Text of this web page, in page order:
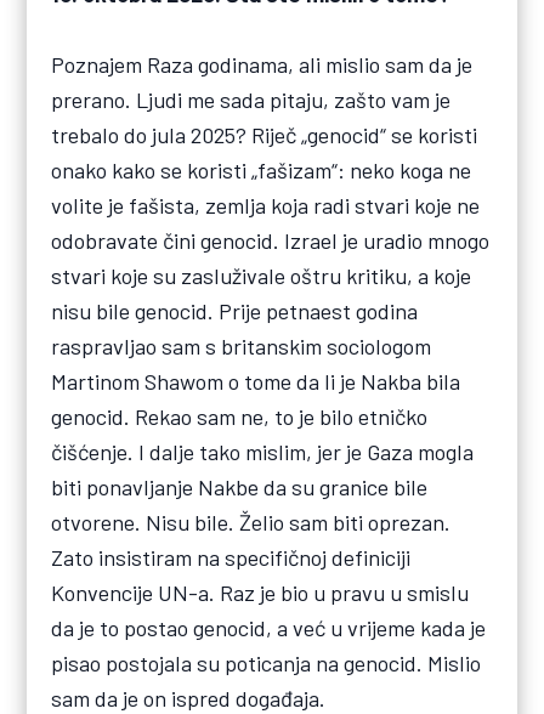
Poznajem Raza godinama, ali mislio sam da je
prerano. Ljudi me sada pitaju, zašto vam je
trebalo do jula 2025? Riječ „genocid“ se koristi
onako kako se koristi „fašizam“: neko koga ne
volite je fašista, zemlja koja radi stvari koje ne
odobravate čini genocid. Izrael je uradio mnogo
stvari koje su zasluživale oštru kritiku, a koje
nisu bile genocid. Prije petnaest godina
raspravljao sam s britanskim sociologom
Martinom Shawom o tome da li je Nakba bila
genocid. Rekao sam ne, to je bilo etničko
čišćenje. I dalje tako mislim, jer je Gaza mogla
biti ponavljanje Nakbe da su granice bile
otvorene. Nisu bile. Želio sam biti oprezan.
Zato insistiram na specifičnoj definiciji
Konvencije UN-a. Raz je bio u pravu u smislu
da je to postao genocid, a već u vrijeme kada je
pisao postojala su poticanja na genocid. Mislio
sam da je on ispred događaja.